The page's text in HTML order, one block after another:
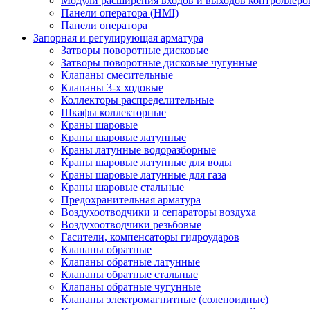
Панели оператора (HMI)
Панели оператора
Запорная и регулирующая арматура
Затворы поворотные дисковые
Затворы поворотные дисковые чугунные
Клапаны смесительные
Клапаны 3-х ходовые
Коллекторы распределительные
Шкафы коллекторные
Краны шаровые
Краны шаровые латунные
Краны латунные водоразборные
Краны шаровые латунные для воды
Краны шаровые латунные для газа
Краны шаровые стальные
Предохранительная арматура
Воздухоотводчики и сепараторы воздуха
Воздухоотводчики резьбовые
Гасители, компенсаторы гидроударов
Клапаны обратные
Клапаны обратные латунные
Клапаны обратные стальные
Клапаны обратные чугунные
Клапаны электромагнитные (соленоидные)